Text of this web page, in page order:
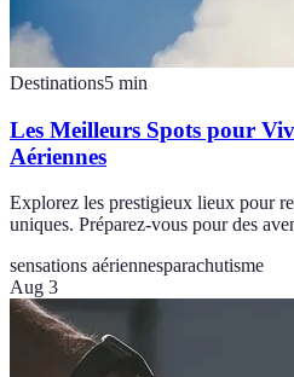
Destinations5 min
Les Meilleurs Spots pour
Aériennes
Explorez les prestigieux lieux pour
uniques. Préparez-vous pour des
sensations aériennesparachutisme
Aug 3